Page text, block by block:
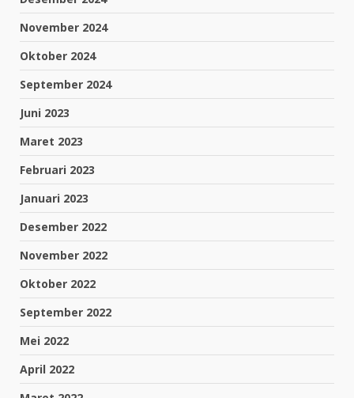
November 2024
Oktober 2024
September 2024
Juni 2023
Maret 2023
Februari 2023
Januari 2023
Desember 2022
November 2022
Oktober 2022
September 2022
Mei 2022
April 2022